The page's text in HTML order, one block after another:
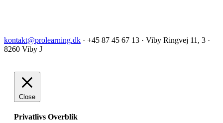
kontakt@prolearning.dk · +45 87 45 67 13 · Viby Ringvej 11, 3 ·
8260 Viby J
Close
Privatlivs Overblik